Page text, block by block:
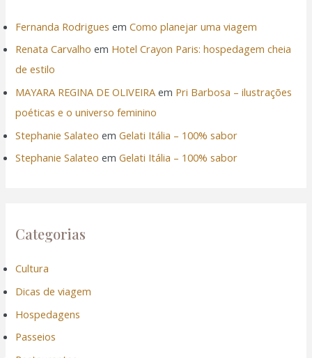
Fernanda Rodrigues emComo planejar uma viagem
Renata Carvalho em Hotel Crayon Paris: hospedagem cheia
de estilo
MAYARA REGINA DE OLIVEIRA em Pri Barbosa – ilustrações
poéticas e o universo feminino
Stephanie Salateo emGelati Itália – 100% sabor
Stephanie Salateo emGelati Itália – 100% sabor
Categorias
Cultura
Dicas de viagem
Hospedagens
Passeios